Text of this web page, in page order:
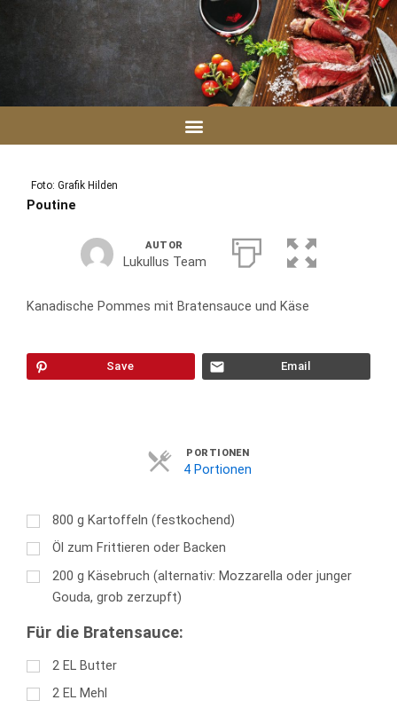
Foto: Grafik Hilden
Poutine
AUTOR
Lukullus Team
Kanadische Pommes mit Bratensauce und Käse
Save Email
PORTIONEN
4 Portionen
800 g Kartoffeln (festkochend)
Öl zum Frittieren oder Backen
200 g Käsebruch (alternativ: Mozzarella oder junger
Gouda, grob zerzupft)
Für die Bratensauce:
2 EL Butter
2 EL Mehl